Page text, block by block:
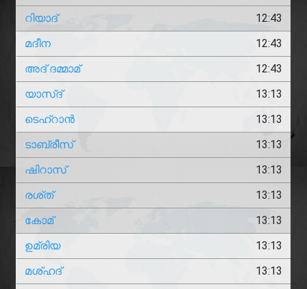
റിയാദ്
12:43
മദീന
12:43
അദ് ദമ്മാമ്
12:43
യാസ്ദ്
13:13
ടെഹ്‌റാൻ
13:13
ടാബ്രീസ്
13:13
ഷിറാസ്
13:13
രശ്ത്
13:13
കോമ്
13:13
ഉമ്രിയ
13:13
മശ്‌ഹദ്
13:13